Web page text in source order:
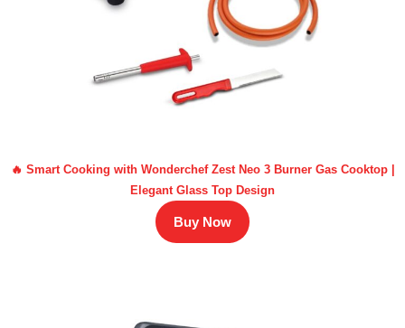
🔥 Smart Cooking with Wonderchef Zest Neo 3 Burner Gas Cooktop |
Elegant Glass Top Design
Buy Now